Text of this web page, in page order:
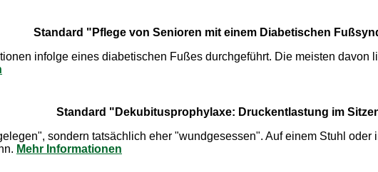
Standard "Pflege von Senioren mit einem Diabetischen
infolge eines diabetischen Fußes durchgeführt. Die meisten
Standard "Dekubitusprophylaxe: Druckentlastung im
sondern tatsächlich eher "wundgesessen". Auf einem Stuhl
Mehr Informationen